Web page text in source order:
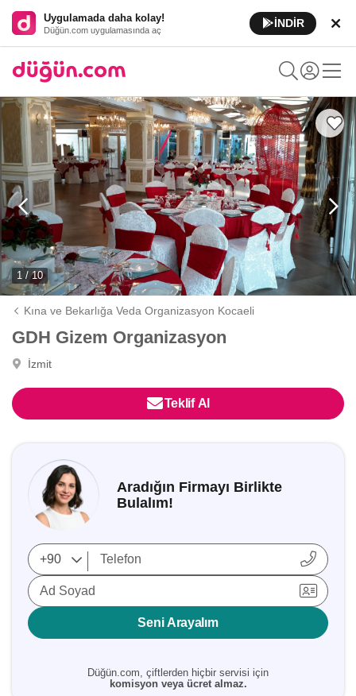
Uygulamada daha kolay!
Düğün.com uygulamasında aç
İNDİR
1 / 10
Kına ve Bekarlığa Veda Organizasyon Kocaeli
GDH Gizem Organizasyon
İzmit
Teklif Al
Aradığın Firmayı Birlikte
Bulalım!
Ad Soyad
Seni Arayalım
Düğün.com, çiftlerden hiçbir servisi için
komisyon veya ücret almaz.